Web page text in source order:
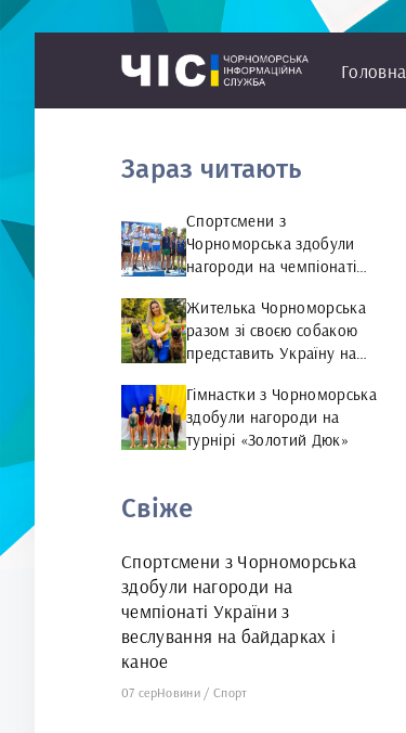
Головна
Зараз читають
Спортсмени з
Чорноморська здобули
нагороди на чемпіонаті
байдарках і каное
Жителька Чорноморська
разом зі своєю собакою
представить Україну на
світу з Rally Obedience
Гімнастки з Чорноморська
здобули нагороди на
турнірі «Золотий Дюк»
Свіже
Спортсмени з Чорноморська
здобули нагороди на
чемпіонаті України з
веслування на байдарках і
каное
07 серНовини /Спорт